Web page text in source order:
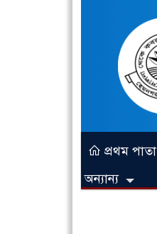
প্রথম পাতা
অন্যান্য